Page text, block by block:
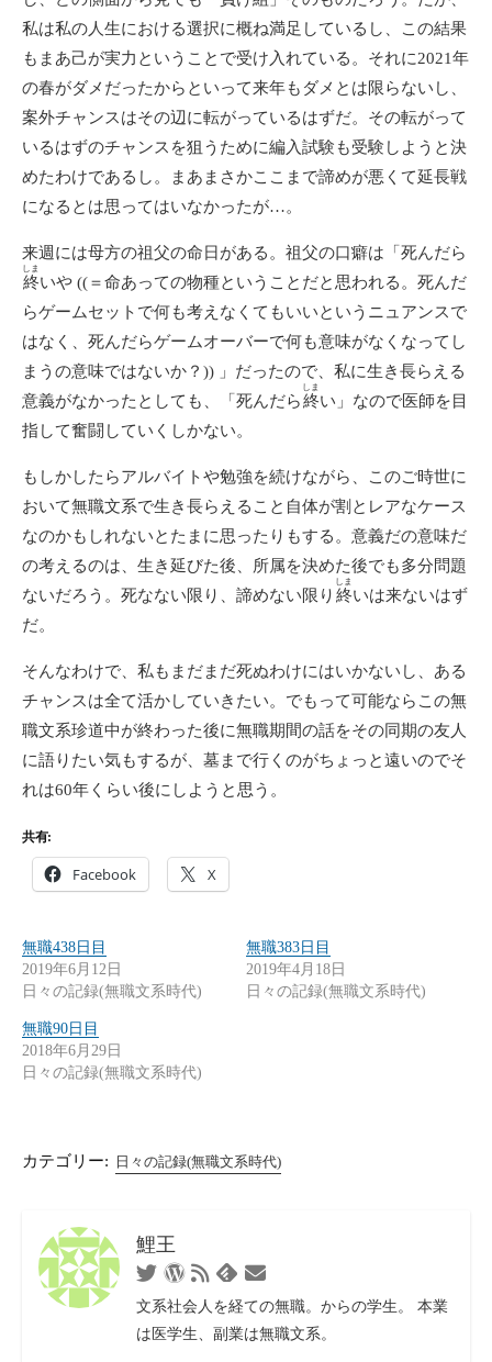
私は私の人生における選択に概ね満足しているし、この結果
もまあ己が実力ということで受け入れている。それに2021年
の春がダメだったからといって来年もダメとは限らないし、
案外チャンスはその辺に転がっているはずだ。その転がって
いるはずのチャンスを狙うために編入試験も受験しようと決
めたわけであるし。まあまさかここまで諦めが悪くて延長戦
になるとは思ってはいなかったが…。
来週には母方の祖父の命日がある。祖父の口癖は「死んだら
終
しま
いや ((＝命あっての物種ということだと思われる。死んだ
らゲームセットで何も考えなくてもいいというニュアンスで
はなく、死んだらゲームオーバーで何も意味がなくなってし
まうの意味ではないか？)) 」だったので、私に生き長らえる
意義がなかったとしても、「死んだら終
しま
い」なので医師を目
指して奮闘していくしかない。
もしかしたらアルバイトや勉強を続けながら、このご時世に
おいて無職文系で生き長らえること自体が割とレアなケース
なのかもしれないとたまに思ったりもする。意義だの意味だ
の考えるのは、生き延びた後、所属を決めた後でも多分問題
ないだろう。死なない限り、諦めない限り 終
しま
いは来ないはず
だ。
そんなわけで、私もまだまだ死ぬわけにはいかないし、ある
チャンスは全て活かしていきたい。でもって可能ならこの無
職文系珍道中が終わった後に無職期間の話をその同期の友人
に語りたい気もするが、墓まで行くのがちょっと遠いのでそ
れは60年くらい後にしようと思う。
共有:
Facebook X
無職438日目
2019年6月12日
日々の記録(無職文系時代)
無職383日目
2019年4月18日
日々の記録(無職文系時代)
無職90日目
2018年6月29日
日々の記録(無職文系時代)
カテゴリー: 日々の記録(無職文系時代)
鯉王
TwitterWordPress
RSS
フ
Feedlyお
文系社会人を経ての無職。からの学生。 本業
は医学生、副業は無職文系。